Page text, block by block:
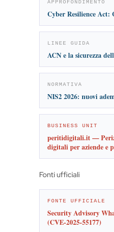
APPROFONDIMENTO
Cyber Resilience Act:
LINEE GUIDA
ACN e la sicurezza
NORMATIVA
NIS2 2026: nuovi
BUSINESS UNIT
peritidigitali.it —
digitali per aziende e
Fonti ufficiali
FONTE UFFICIALE
Security Advisory
(CVE-2025-55177)